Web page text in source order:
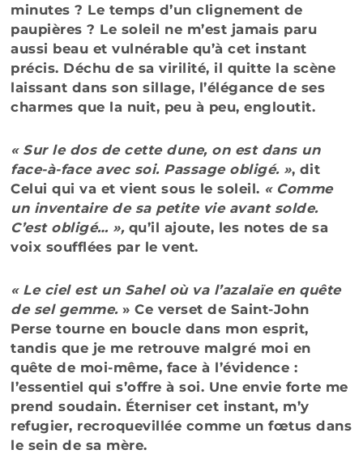
minutes ? Le temps d’un clignement de
paupières ? Le soleil ne m’est jamais paru
aussi beau et vulnérable qu’à cet instant
précis. Déchu de sa virilité, il quitte la scène
laissant dans son sillage, l’élégance de ses
charmes que la nuit, peu à peu, engloutit.
« Sur le dos de cette dune, on est dans un
face-à-face avec soi. Passage obligé. », dit
Celui qui va et vient sous le soleil. « Comme
un inventaire de sa petite vie avant solde.
C’est obligé… »,qu’il ajoute, les notes de sa
voix soufflées par le vent.
« Le ciel est un Sahel où va l’azalaïe en quête
de sel gemme. » Ce verset de Saint-John
Perse tourne en boucle dans mon esprit,
tandis que je me retrouve malgré moi en
quête de moi-même, face à l’évidence :
l’essentiel qui s’offre à soi. Une envie forte me
prend soudain. Éterniser cet instant, m’y
refugier, recroquevillée comme un fœtus dans
le sein de sa mère.